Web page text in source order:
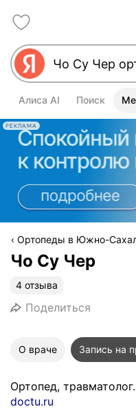
Алиса AI Поиск
РЕКЛАМА
Ортопеды в Южно-
Чо Су Чер
4 отзыва
Поделиться
О враче Запись на
Ортопед,
doctu.ru